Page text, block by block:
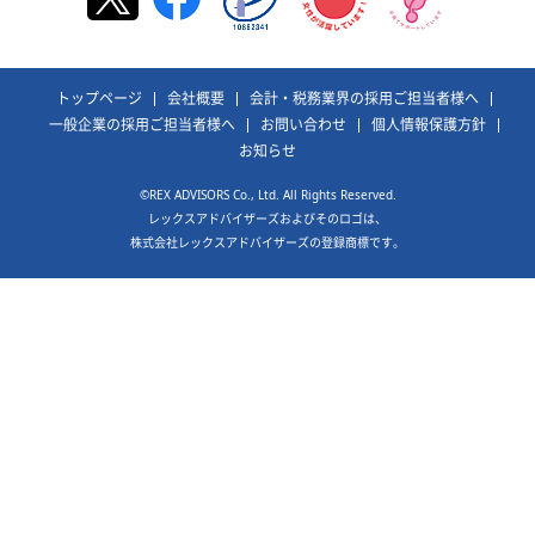
トップページ 会社概要
会計・税務業界の採用ご担当者様へ
一般企業の採用ご担当者様へ
お問い合わせ
個人情報保護方針
お知らせ
©REX ADVISORS Co., Ltd. All Rights Reserved.
レックスアドバイザーズおよびそのロゴは、
株式会社レックスアドバイザーズの登録商標です。